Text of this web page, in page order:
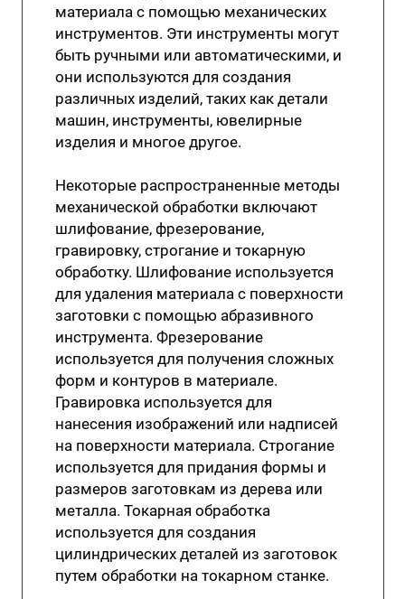
материала с помощью механических
инструментов. Эти инструменты могут
быть ручными или автоматическими, и
они используются для создания
различных изделий, таких как детали
машин, инструменты, ювелирные
изделия и многое другое.
Некоторые распространенные методы
механической обработки включают
шлифование, фрезерование,
гравировку, строгание и токарную
обработку. Шлифование используется
для удаления материала с поверхности
заготовки с помощью абразивного
инструмента. Фрезерование
используется для получения сложных
форм и контуров в материале.
Гравировка используется для
нанесения изображений или надписей
на поверхности материала. Строгание
используется для придания формы и
размеров заготовкам из дерева или
металла. Токарная обработка
используется для создания
цилиндрических деталей из заготовок
путем обработки на токарном станке.